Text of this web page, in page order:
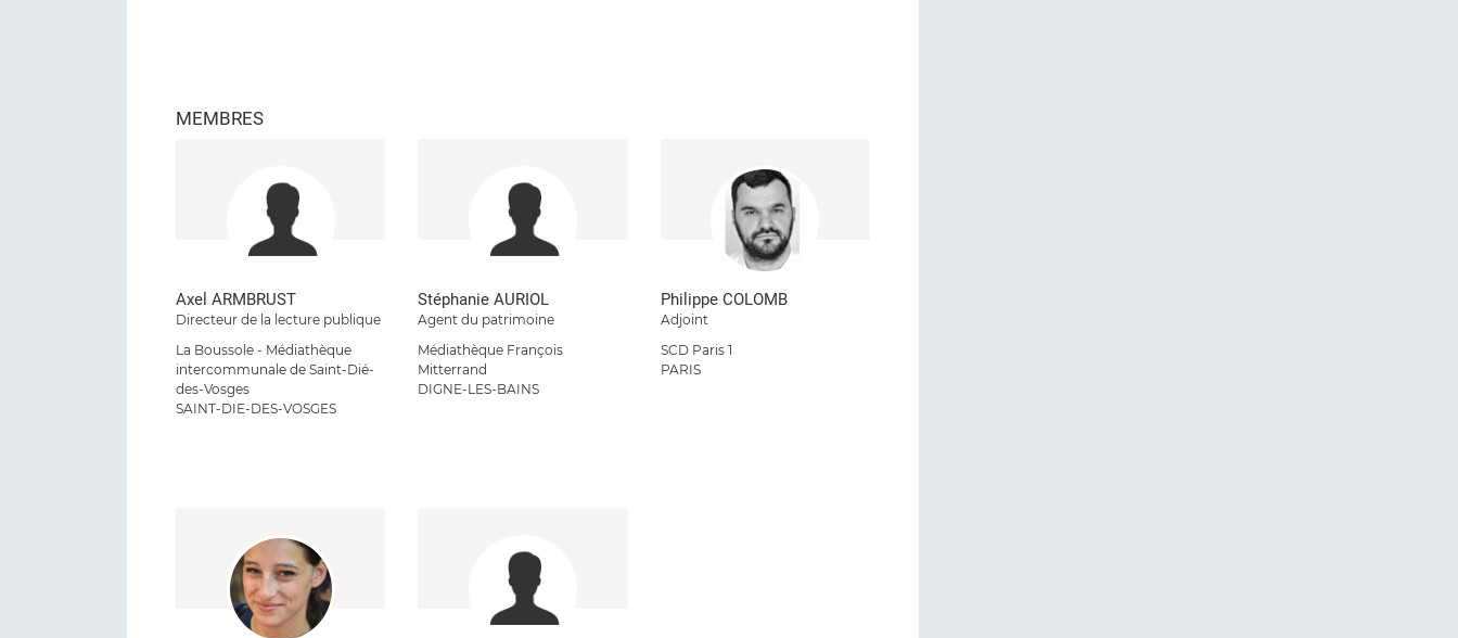
MEMBRES
Axel ARMBRUST
Directeur de la lecture publique
La Boussole - Médiathèque
intercommunale de Saint-Dié-
des-Vosges
SAINT-DIE-DES-VOSGES
Stéphanie AURIOL
Agent du patrimoine
Médiathèque François
Mitterrand
DIGNE-LES-BAINS
Philippe COLOMB
Adjoint
SCD Paris 1
PARIS